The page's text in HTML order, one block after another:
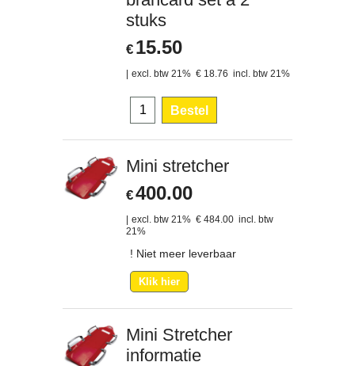
stuks
€ 15.50
excl. btw 21% € 18.76 incl. btw 21%
Bestel
Mini stretcher
€400.00
excl. btw 21% € 484.00 incl. btw
21%
! Niet meer leverbaar
Klik hier
Mini Stretcher
informatie